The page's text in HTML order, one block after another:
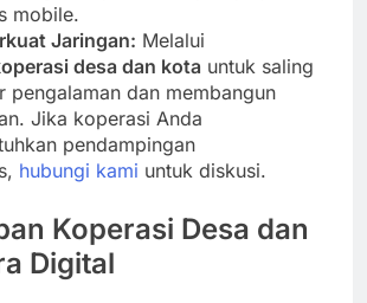
mobile.
Jaringan: Melalui
desa dan kota untuk saling
pengalaman dan membangun
Jika koperasi Anda
pendampingan
hubungi kami untuk diskusi.
Koperasi Desa dan
Digital